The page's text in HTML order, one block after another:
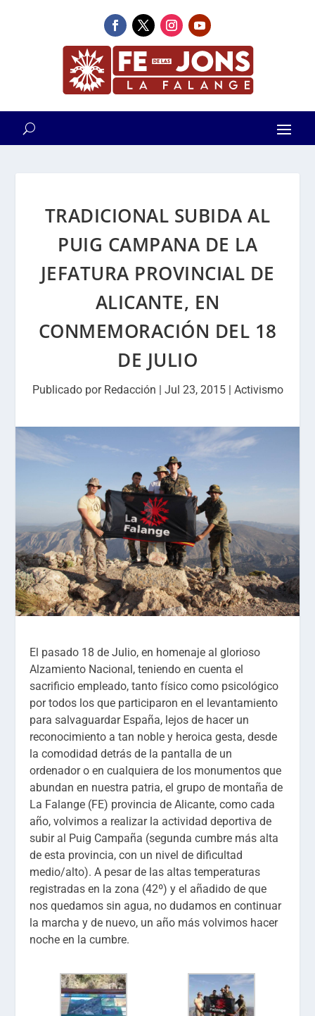
TRADICIONAL SUBIDA AL
PUIG CAMPANA DE LA
JEFATURA PROVINCIAL DE
ALICANTE, EN
CONMEMORACIÓN DEL 18
DE JULIO
Publicado por Redacción | Jul 23, 2015| Activismo
El pasado 18 de Julio, en homenaje al glorioso
Alzamiento Nacional, teniendo en cuenta el
sacrificio empleado, tanto físico como psicológico
por todos los que participaron en el levantamiento
para salvaguardar España, lejos de hacer un
reconocimiento a tan noble y heroica gesta, desde
la comodidad detrás de la pantalla de un
ordenador o en cualquiera de los monumentos que
abundan en nuestra patria, el grupo de montaña de
La Falange (FE) provincia de Alicante, como cada
año, volvimos a realizar la actividad deportiva de
subir al Puig Campaña (segunda cumbre más alta
de esta provincia, con un nivel de dificultad
medio/alto). A pesar de las altas temperaturas
registradas en la zona (42º) y el añadido de que
nos quedamos sin agua, no dudamos en continuar
la marcha y de nuevo, un año más volvimos hacer
noche en la cumbre.